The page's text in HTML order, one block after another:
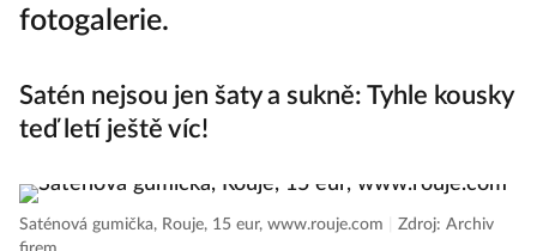
fotogalerie.
Satén nejsou jen šaty a sukně: Tyhle kousky
teď letí ještě víc!
Saténová gumička, Rouje, 15 eur, www.rouje.com
Zdroj: Archiv